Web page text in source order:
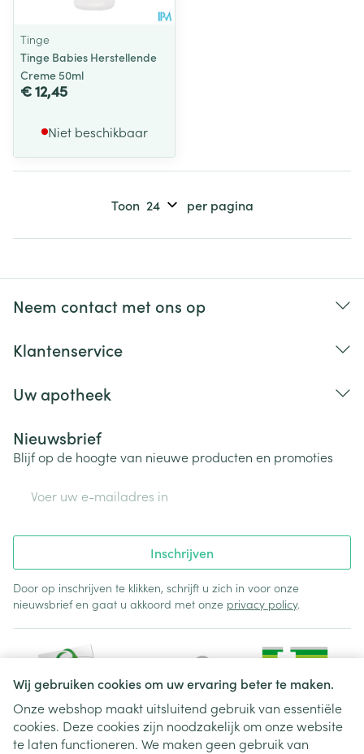
Wij gebruiken cookies om uw ervaring beter te maken.
Onze webshop maakt uitsluitend gebruik van essentiële
cookies. Deze cookies zijn noodzakelijk om onze website
te laten functioneren. We maken geen gebruik van
Tinge
Tinge Babies Herstellende
Creme 50ml
€ 12,45
Niet beschikbaar
Toon per pagina
Neem contact met ons op
Klantenservice
Uw apotheek
Nieuwsbrief
Blijf op de hoogte van nieuwe producten en promoties
Inschrijven
Door op inschrijven te klikken, schrijft u zich in voor onze
nieuwsbrief en gaat u akkoord met onze privacy policy.
Juridische links